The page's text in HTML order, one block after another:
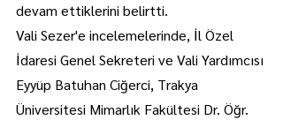
devam ettiklerini belirtti.
Vali Sezer'e incelemelerinde, İl Özel
İdaresi Genel Sekreteri ve Vali Yardımcısı
Eyyüp Batuhan Ciğerci, Trakya
Üniversitesi Mimarlık Fakültesi Dr. Öğr.